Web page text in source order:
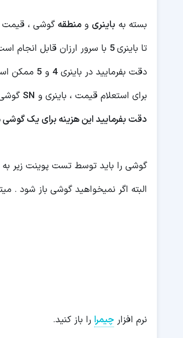
بسته به باینری ومنطقهگوشی ، قیمت
تا باینری5 با سرور ارزان قابل انجام
دقت بفرمایید در باینری4 و5 ممکن
برای استعلام قیمت ، باینری و SN گوشی
دقت بفرمایید این هزینه برای یک
گوشی را باید توسط تست پوینت زیر
البته اگر نمیخواهید گوشی باز شود .
نرم افزارچیمرا را باز کنید.